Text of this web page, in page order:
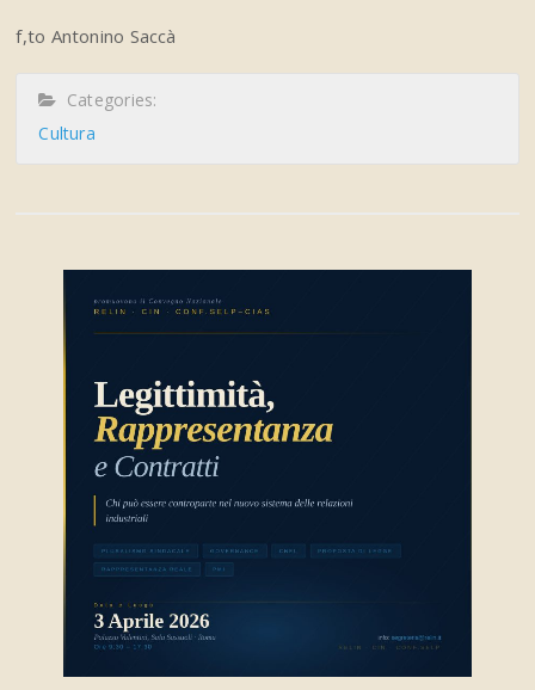
f,to Antonino Saccà
Categories:
Cultura